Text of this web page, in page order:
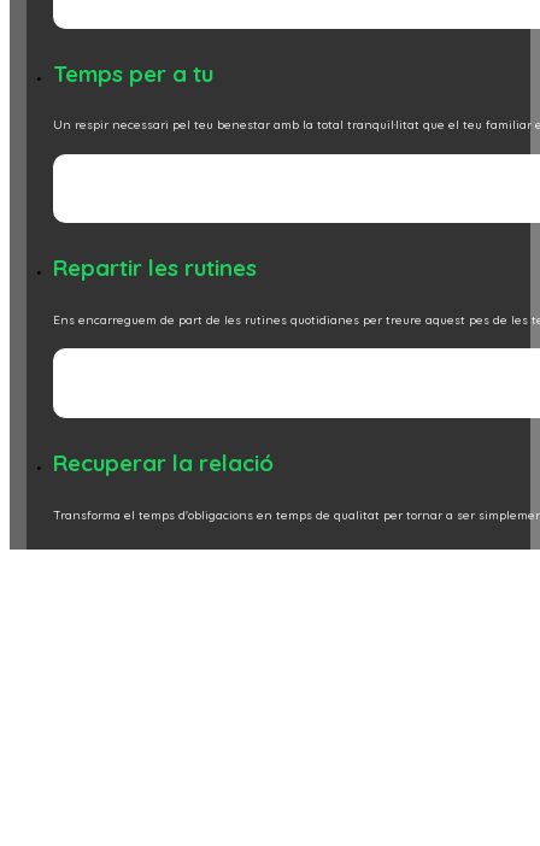
Temps per a tu
Un respir necessari pel teu benestar amb la total tranquil·litat que el teu familiar
Repartir les rutines
Ens encarreguem de part de les rutines quotidianes per treure aquest pes de les
Recuperar la relació
Transforma el temps d'obligacions en temps de qualitat per tornar a ser